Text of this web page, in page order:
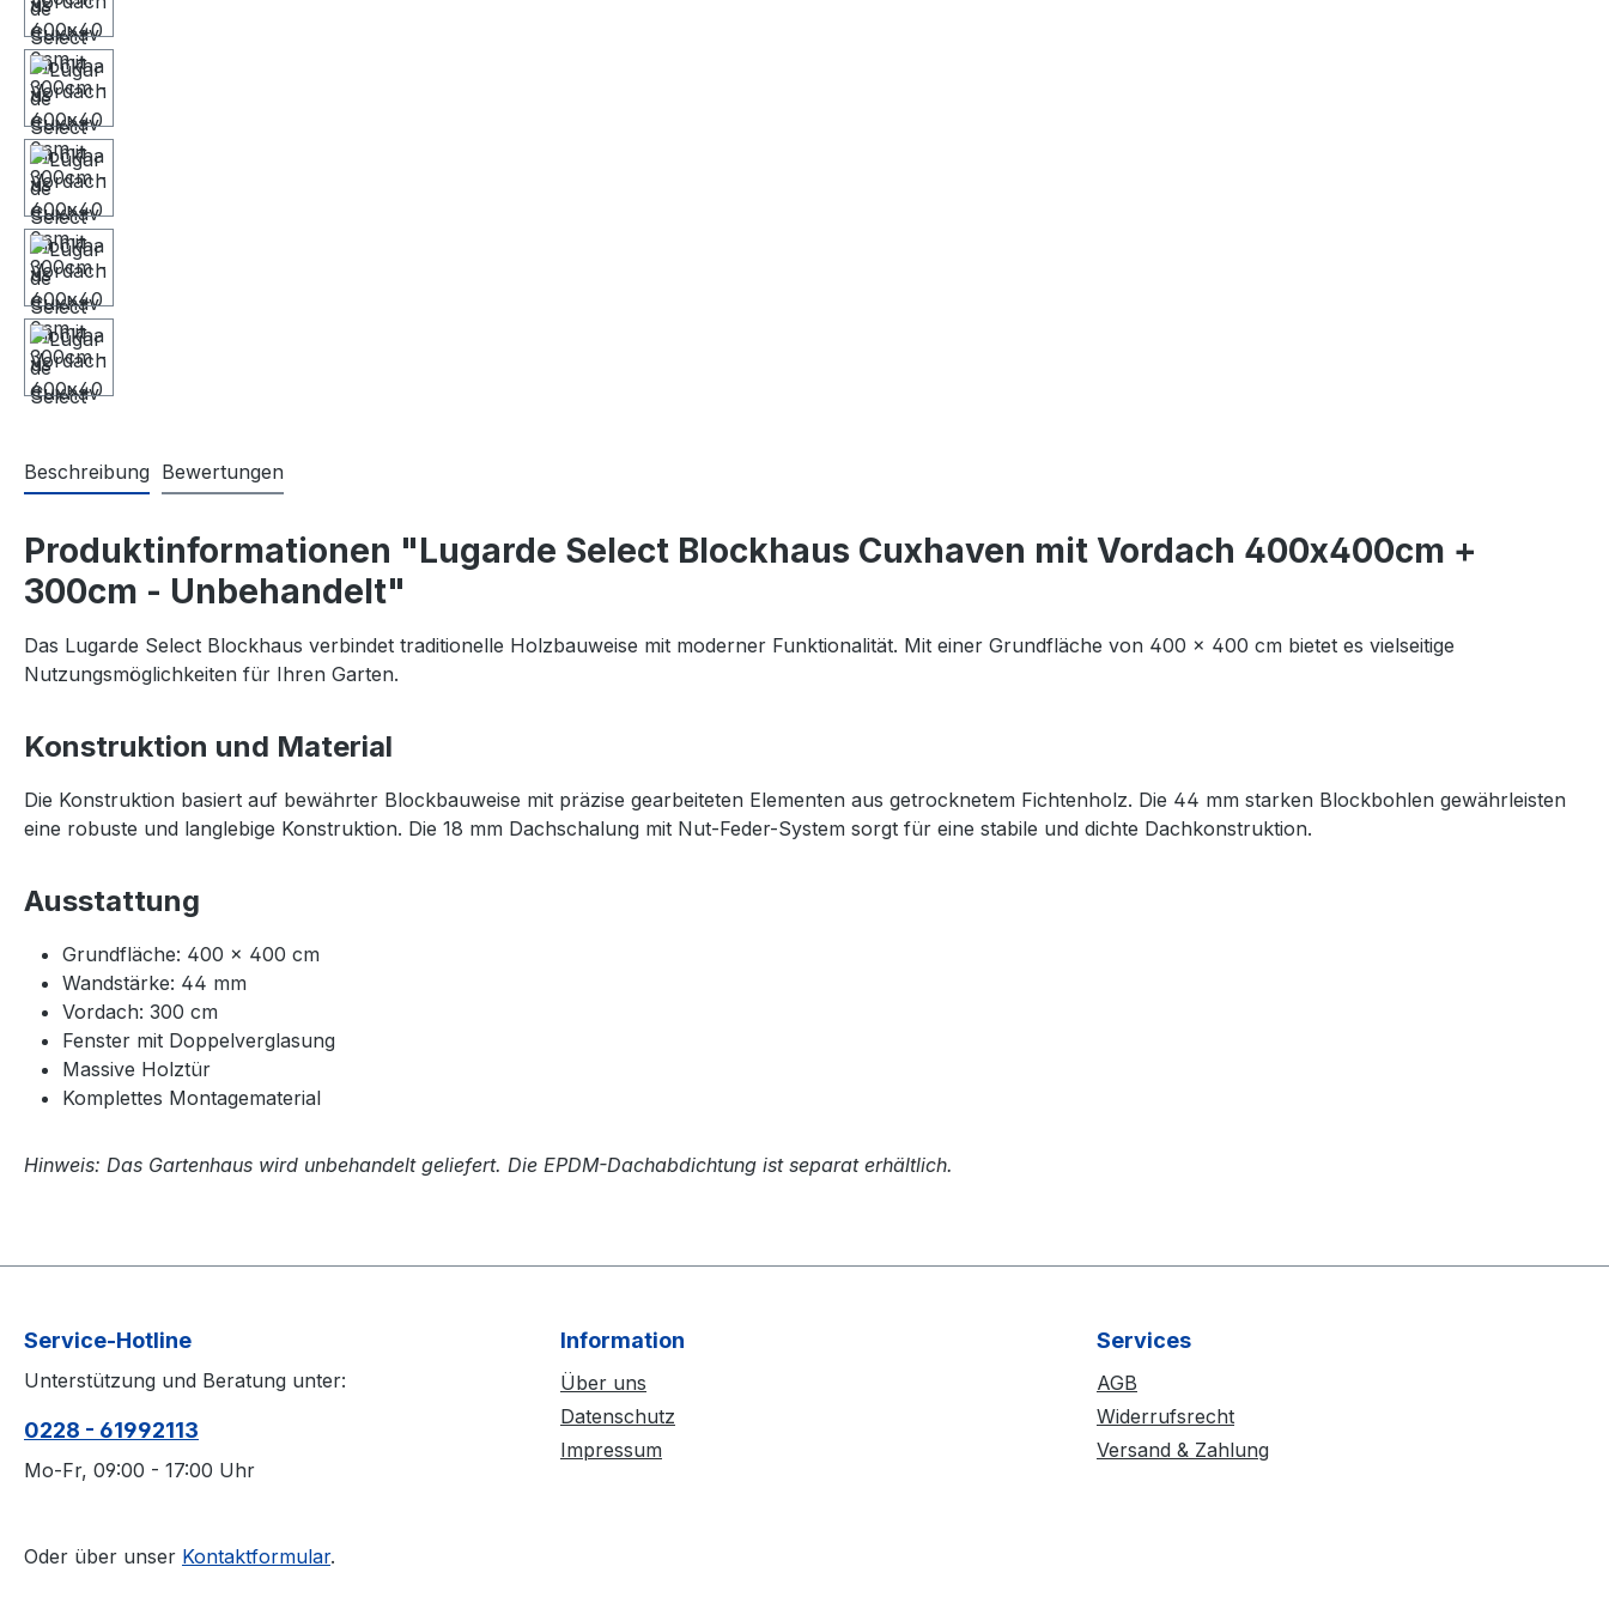
Beschreibung Bewertungen
Produktinformationen "Lugarde Select Blockhaus Cuxhaven mit Vordach 400x400cm +
300cm - Unbehandelt"
Das Lugarde Select Blockhaus verbindet traditionelle Holzbauweise mit moderner Funktionalität. Mit einer Grundfläche von 400 × 400 cm bietet es vielseitige
Nutzungsmöglichkeiten für Ihren Garten.
Konstruktion und Material
Die Konstruktion basiert auf bewährter Blockbauweise mit präzise gearbeiteten Elementen aus getrocknetem Fichtenholz. Die 44 mm starken Blockbohlen gewährleisten
eine robuste und langlebige Konstruktion. Die 18 mm Dachschalung mit Nut-Feder-System sorgt für eine stabile und dichte Dachkonstruktion.
Ausstattung
Grundfläche: 400 × 400 cm
Wandstärke: 44 mm
Vordach: 300 cm
Fenster mit Doppelverglasung
Massive Holztür
Komplettes Montagematerial
Hinweis: Das Gartenhaus wird unbehandelt geliefert. Die EPDM-Dachabdichtung ist separat erhältlich.
Service-Hotline
Unterstützung und Beratung unter:
0228 - 61992113
Mo-Fr, 09:00 - 17:00 Uhr
Oder über unser Kontaktformular.
Information
Über uns
Datenschutz
Impressum
Services
AGB
Widerrufsrecht
Versand & Zahlung